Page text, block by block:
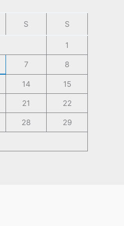
S S
1
7 8
14
15
21
22
28
29